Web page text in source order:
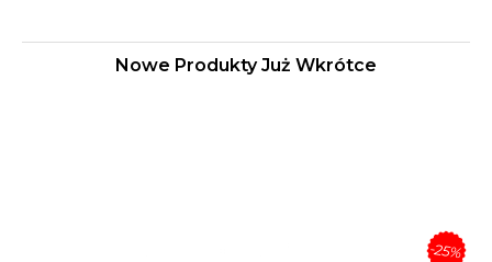
Nowe Produkty Już Wkrótce
-25%